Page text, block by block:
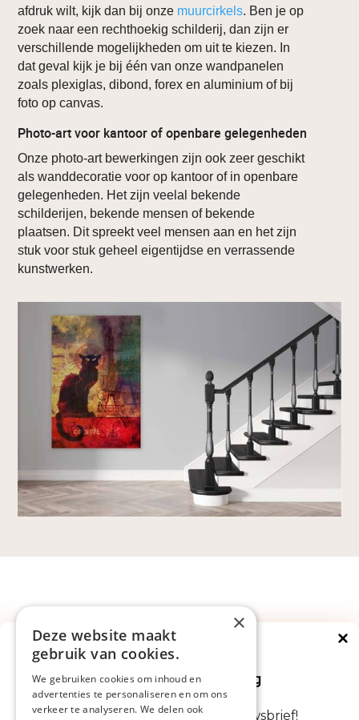
afdruk wilt, kijk dan bij onze muurcirkels. Ben je op
zoek naar een rechthoekig schilderij, dan zijn er
verschillende mogelijkheden om uit te kiezen. In
dat geval kijk je bij één van onze wandpanelen
zoals plexiglas, dibond, forex en aluminium of bij
foto op canvas.
Photo-art voor kantoor of openbare gelegenheden
Onze photo-art bewerkingen zijn ook zeer geschikt
als wanddecoratie voor op kantoor of in openbare
gelegenheden. Het zijn veelal bekende
schilderijen, bekende mensen of bekende
plaatsen. Dit spreekt veel mensen aan en het zijn
stuk voor stuk geheel eigentijdse en verrassende
kunstwerken.
Persoonlijk advies nodig?
Direct €5 korting
Op je volgende bestelling
Abonneer je nu op onze nieuwsbrief!
×
Deze website maakt
gebruik van cookies.
We gebruiken cookies om inhoud en
advertenties te personaliseren en om ons
verkeer te analyseren. We delen ook